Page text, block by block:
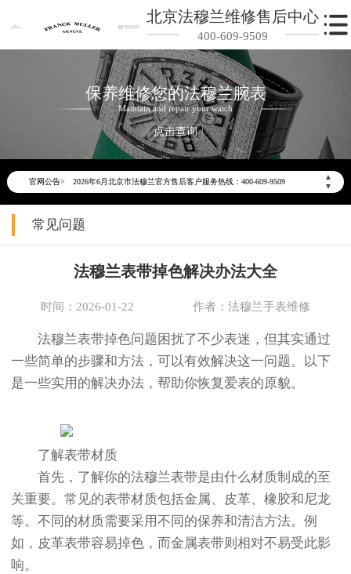
北京法穆兰维修售后中心
400-609-9509
保养维修您的法穆兰腕表
Maintain and repair your watch
点击查询
官网公告>
▲
▼
2026年6月法穆兰北京市售后服务网络优化升级公告
2026年6月北京市法穆兰官方售后客户服务热线：400-609-9509
2026年6月法穆兰售后服务中心最新网点地址：
节假日正常营业！
常见问题
法穆兰表带掉色解决办法大全
时间：2026-01-22 作者：法穆兰手表维修
法穆兰表带掉色问题困扰了不少表迷，但其实通过
一些简单的步骤和方法，可以有效解决这一问题。以下
是一些实用的解决办法，帮助你恢复爱表的原貌。
了解表带材质
首先，了解你的法穆兰表带是由什么材质制成的至
关重要。常见的表带材质包括金属、皮革、橡胶和尼龙
等。不同的材质需要采用不同的保养和清洁方法。例
如，皮革表带容易掉色，而金属表带则相对不易受此影
响。